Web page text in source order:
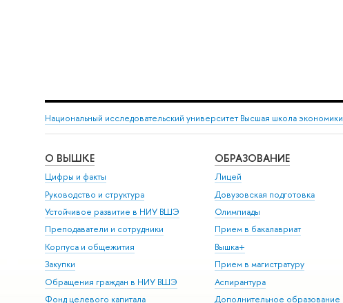
Национальный исследовательский университет Высшая школа экономики
О ВЫШКЕ
Цифры и факты
Руководство и структура
Устойчивое развитие в НИУ ВШЭ
Преподаватели и сотрудники
Корпуса и общежития
Закупки
Обращения граждан в НИУ ВШЭ
Фонд целевого капитала
ОБРАЗОВАНИЕ
Лицей
Довузовская подготовка
Олимпиады
Прием в бакалавриат
Вышка+
Прием в магистратуру
Аспирантура
Дополнительное образование